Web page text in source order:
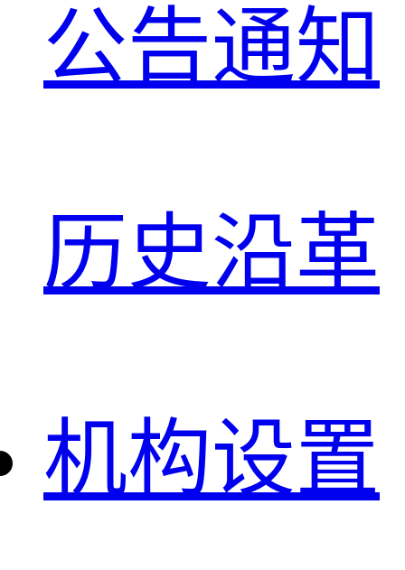
公告通知
历史沿革
机构设置